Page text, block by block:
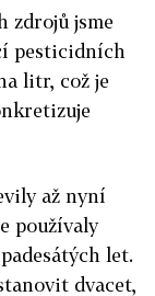
zdrojů jsme
pesticidních
litr, což je
až nyní
používaly
let.
dvacet,